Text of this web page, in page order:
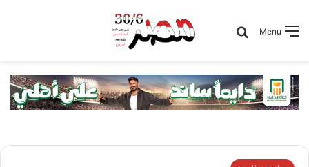
Menu
Search for